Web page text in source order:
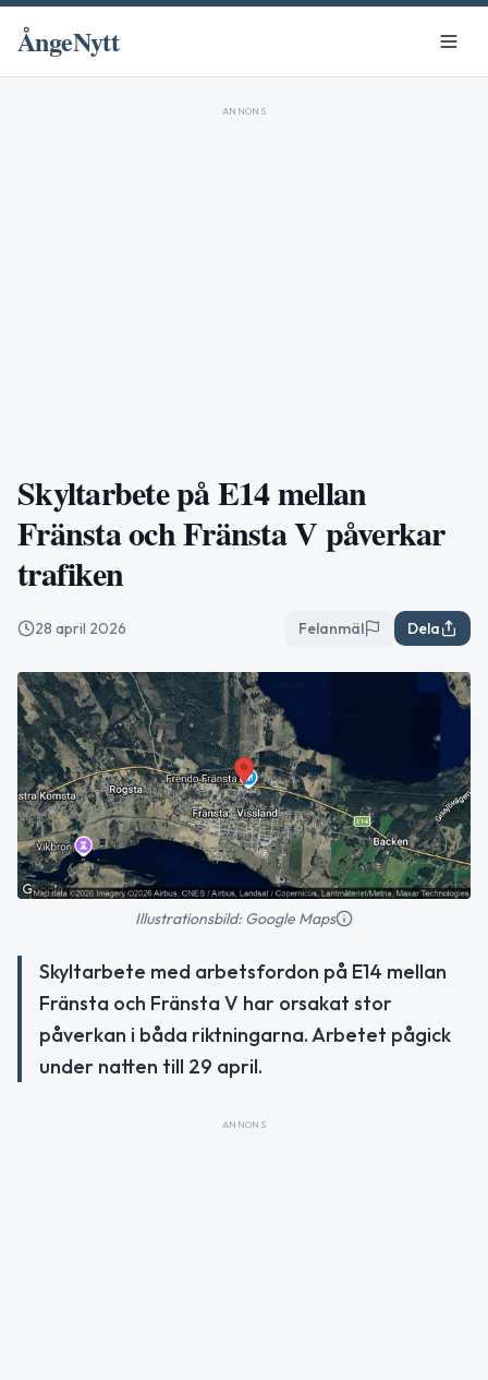
ÅngeNytt
ANNONS
Skyltarbete på E14 mellan
Fränsta och Fränsta V påverkar
trafiken
28 april 2026 Felanmäl Dela
Illustrationsbild: Google Maps
Skyltarbete med arbetsfordon på E14 mellan
Fränsta och Fränsta V har orsakat stor
påverkan i båda riktningarna. Arbetet pågick
under natten till 29 april.
ANNONS